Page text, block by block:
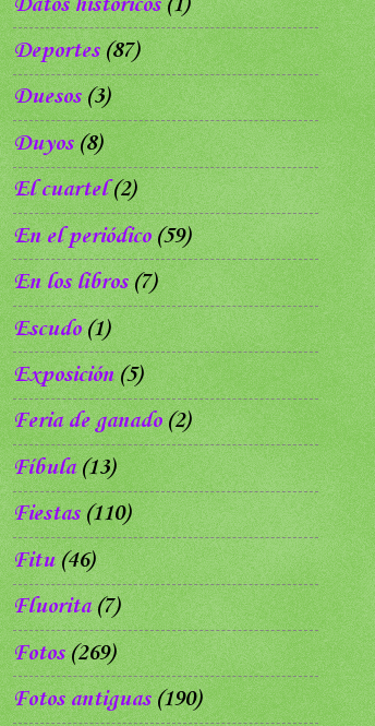
Deportes (87)
Duesos (3)
Duyos (8)
El cuartel (2)
En el periódico (59)
En los libros (7)
Escudo (1)
Exposición (5)
Feria de ganado (2)
Fíbula (13)
Fiestas (110)
Fitu (46)
Fluorita (7)
Fotos (269)
Fotos antiguas (190)